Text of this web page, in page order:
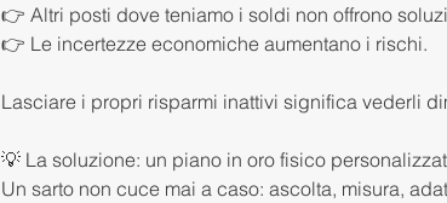
👉 Altri posti dove teniamo i soldi non offrono
👉 Le incertezze economiche aumentano i rischi.
Lasciare i propri risparmi inattivi significa vederli
💡 La soluzione: un piano in oro fisico
Un sarto non cuce mai a caso: ascolta, misura,